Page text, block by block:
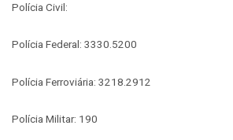
Polícia Civil:
Polícia Federal: 3330.5200
Polícia Ferroviária: 3218.2912
Polícia Militar: 190